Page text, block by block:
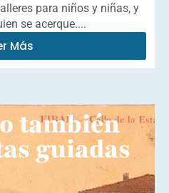
para niños y niñas, y
se acerque....
Más
también
guiadas